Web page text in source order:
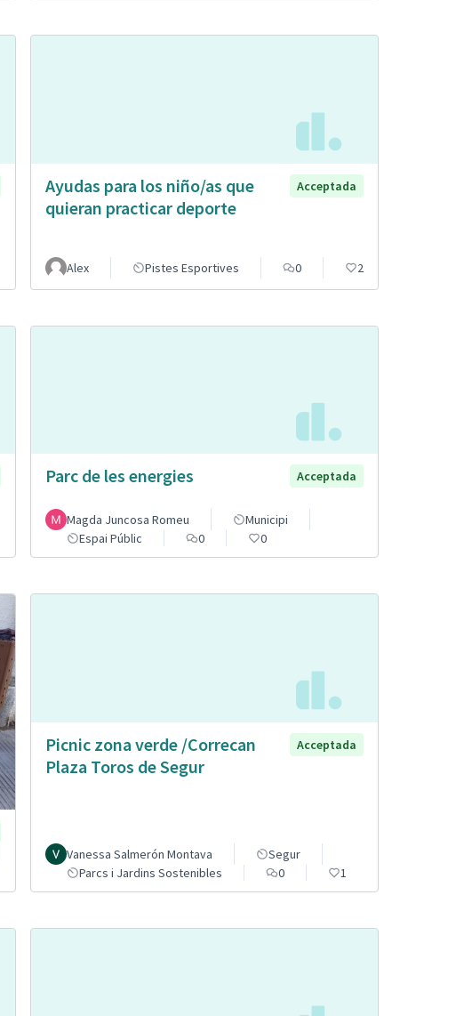
Ayudas para los niño/as que
quieran practicar deporte
Acceptada
Alex Pistes Esportives 0 2
Parc de les energies Acceptada
Magda Juncosa Romeu
Municipi
Espai Públic
0 0
Picnic zona verde /Correcan
Plaza Toros de Segur
Acceptada
Vanessa Salmerón Montava
Segur
Parcs i Jardins Sostenibles
0 1